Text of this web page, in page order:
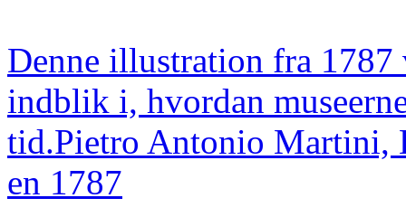
Denne illustration fra
indblik i, hvordan
tid.Pietro Antonio Martini,
en 1787